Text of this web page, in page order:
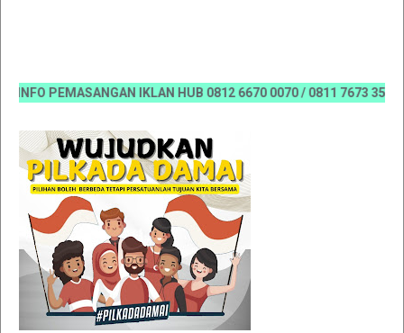
PEMASANGAN IKLAN HUB 0812 6670 0070 / 0811 7673 35,